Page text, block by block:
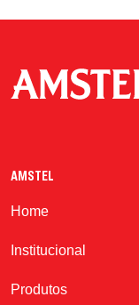
18 anos?
AMSTEL
Home
Institucional
Produtos